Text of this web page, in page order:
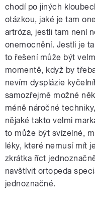
chodí po jiných
otázkou, jaké je tam
artróza, jestli tam není
onemocnění. Jestli je
to řešení může být
momentě, když by
nevím dysplázie
samozřejmě možné
méně náročné
nějaké takto velmi
to může být svízelné,
léky, které nemusí mít
zkrátka říct
navštívit ortopeda
jednoznačné.